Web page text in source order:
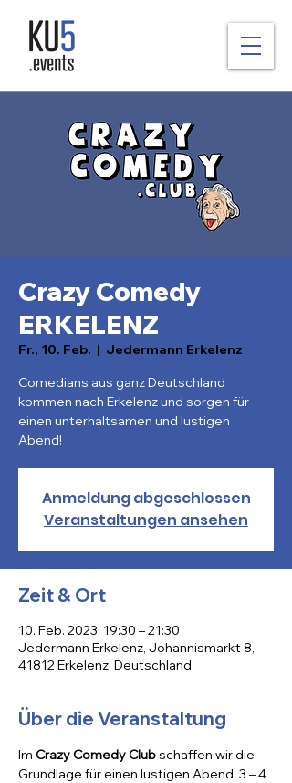
Crazy Comedy
ERKELENZ
Fr., 10. Feb.
  |
Jedermann Erkelenz
Comedians aus ganz Deutschland
kommen nach Erkelenz und sorgen für
einen unterhaltsamen und lustigen
Abend!
Anmeldung abgeschlossen
Veranstaltungen ansehen
Zeit & Ort
10. Feb. 2023, 19:30 – 21:30
Jedermann Erkelenz, Johannismarkt 8,
41812 Erkelenz, Deutschland
Über die Veranstaltung
Im Crazy Comedy Club schaffen wir die
Grundlage für einen lustigen Abend. 3 – 4